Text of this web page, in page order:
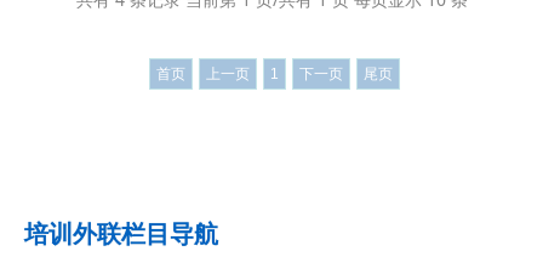
首页 上一页 1 下一页 尾页
培训外联栏目导航